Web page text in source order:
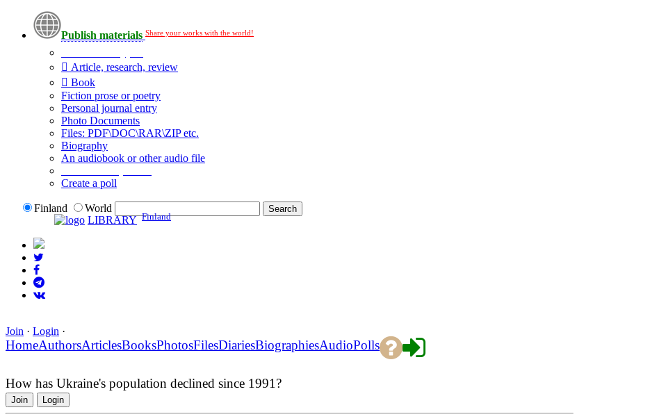
Publish materials Share your works with the world!
Article, research, review
Book
Fiction prose or poetry
Personal journal entry
Photo Documents
Files: PDF\DOC\RAR\ZIP etc.
Biography
An audiobook or other audio file
Create a poll
Finland
World
LIBRARY Finland
Join · Login ·
HomeAuthorsArticlesBooksPhotosFilesDiariesBiographiesAudioPolls
How has Ukraine's population declined since 1991?
Join Login